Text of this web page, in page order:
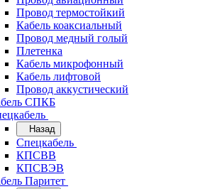
Провод термостойкий
Кабель коаксиальный
Провод медный голый
Плетенка
Кабель микрофонный
Кабель лифтовой
Провод аккустический
СПКБ
Назад
Спецкабель
КПСВВ
КПСВЭВ
Паритет